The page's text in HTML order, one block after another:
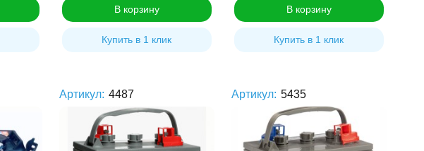
В корзину
Купить в 1 клик
В корзину
Купить в 1 клик
Артикул: 4487 Артикул: 5435